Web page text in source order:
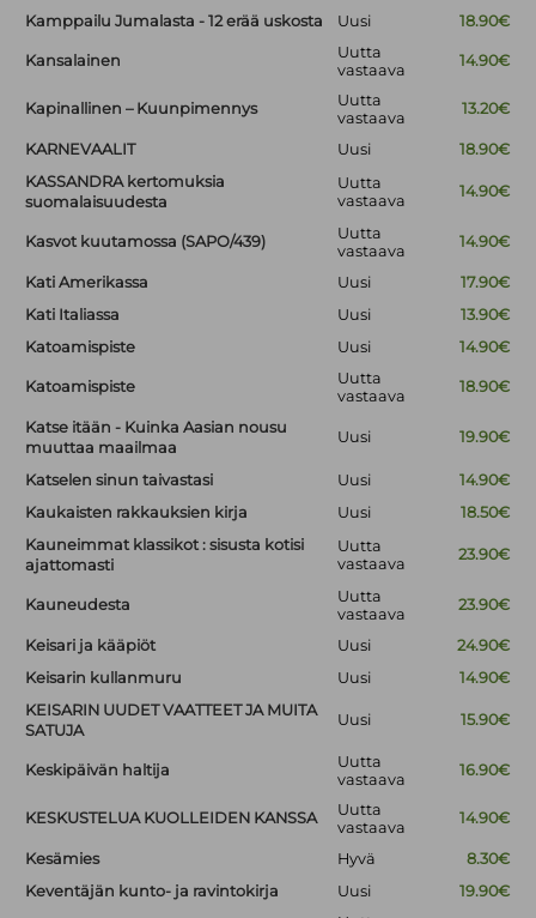
Kamppailu Jumalasta - 12 erää uskosta
Uusi 18.90€
Kansalainen
Uutta
vastaava
14.90€
Kapinallinen – Kuunpimennys
Uutta
vastaava
13.20€
KARNEVAALIT Uusi
18.90€
KASSANDRA kertomuksia
suomalaisuudesta
Uutta
vastaava
14.90€
Kasvot kuutamossa (SAPO/439)
Uutta
vastaava
14.90€
Kati Amerikassa Uusi
17.90€
Kati Italiassa
Uusi
13.90€
Katoamispiste
Uusi 14.90€
Katoamispiste
Uutta
vastaava
18.90€
Katse itään - Kuinka Aasian nousu
muuttaa maailmaa
Uusi 19.90€
Katselen sinun taivastasi Uusi
14.90€
Kaukaisten rakkauksien kirja
Uusi
18.50€
Kauneimmat klassikot : sisusta kotisi
ajattomasti
Uutta
vastaava
23.90€
Kauneudesta
Uutta
vastaava
23.90€
Keisari ja kääpiöt Uusi
24.90€
Keisarin kullanmuru
Uusi
14.90€
KEISARIN UUDET VAATTEET JA MUITA
SATUJA
Uusi 15.90€
Keskipäivän haltija
Uutta
vastaava
16.90€
KESKUSTELUA KUOLLEIDEN KANSSA
Uutta
vastaava
14.90€
Kesämies Hyvä
8.30€
Keventäjän kunto- ja ravintokirja
Uusi 19.90€